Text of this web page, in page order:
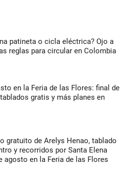
patineta o cicla eléctrica? Ojo a
reglas para circular en Colombia
en la Feria de las Flores: final de
gratis y más planes en
gratuito de Arelys Henao, tablado
y recorridos por Santa Elena
agosto en la Feria de las Flores